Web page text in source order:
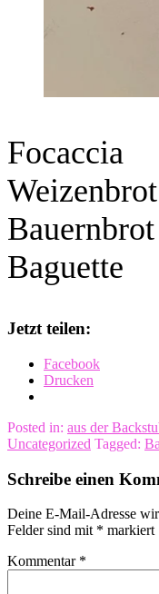
Focaccia
Weizenbrot
Baguette
Jetzt teilen:
Facebook
Drucken
Posted in: aus der
Uncategorized Tagged:
Schreibe einen
Deine E-Mail-Adresse
Felder sind mit * markiert
Kommentar *